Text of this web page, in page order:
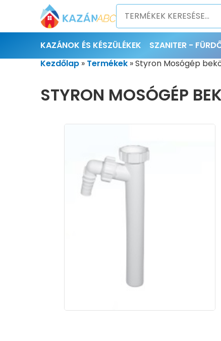
KAZÁNOK ÉS KÉSZÜLÉKEK SZANITER -
Kezdőlap » Termékek »Styron Mosógép
STYRON MOSÓGÉP